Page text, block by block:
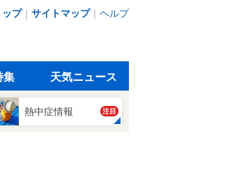
プ｜ サイトマップ｜ ヘルプ
集 天気ニュース
熱中症情報 注目